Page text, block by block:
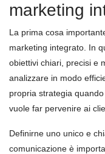
marketing
La prima cosa
marketing integrato. In
obiettivi chiari, precisi e
analizzare in modo
propria strategia
vuole far pervenire ai
Definirne uno unico e
comunicazione è